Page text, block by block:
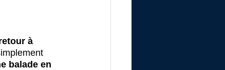
à
balade en